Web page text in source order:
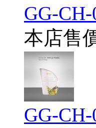
GG-CH-
本店售
GG-CH-